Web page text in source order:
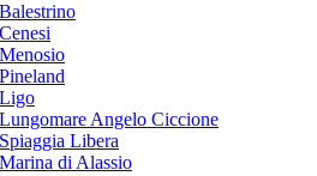
Angelo Ciccione
Libera
di Alassio